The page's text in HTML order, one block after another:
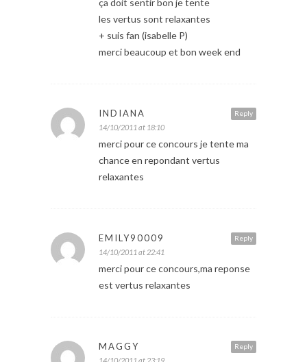
les vertus sont relaxantes
+ suis fan (isabelle P)
merci beaucoup et bon week end
Reply
INDIANA
14/10/2011 at 18:10
merci pour ce concours je tente ma
chance en repondant vertus
relaxantes
Reply
EMILY90009
14/10/2011 at 22:41
merci pour ce concours,ma reponse
est vertus relaxantes
Reply
MAGGY
14/10/2011 at 23:19